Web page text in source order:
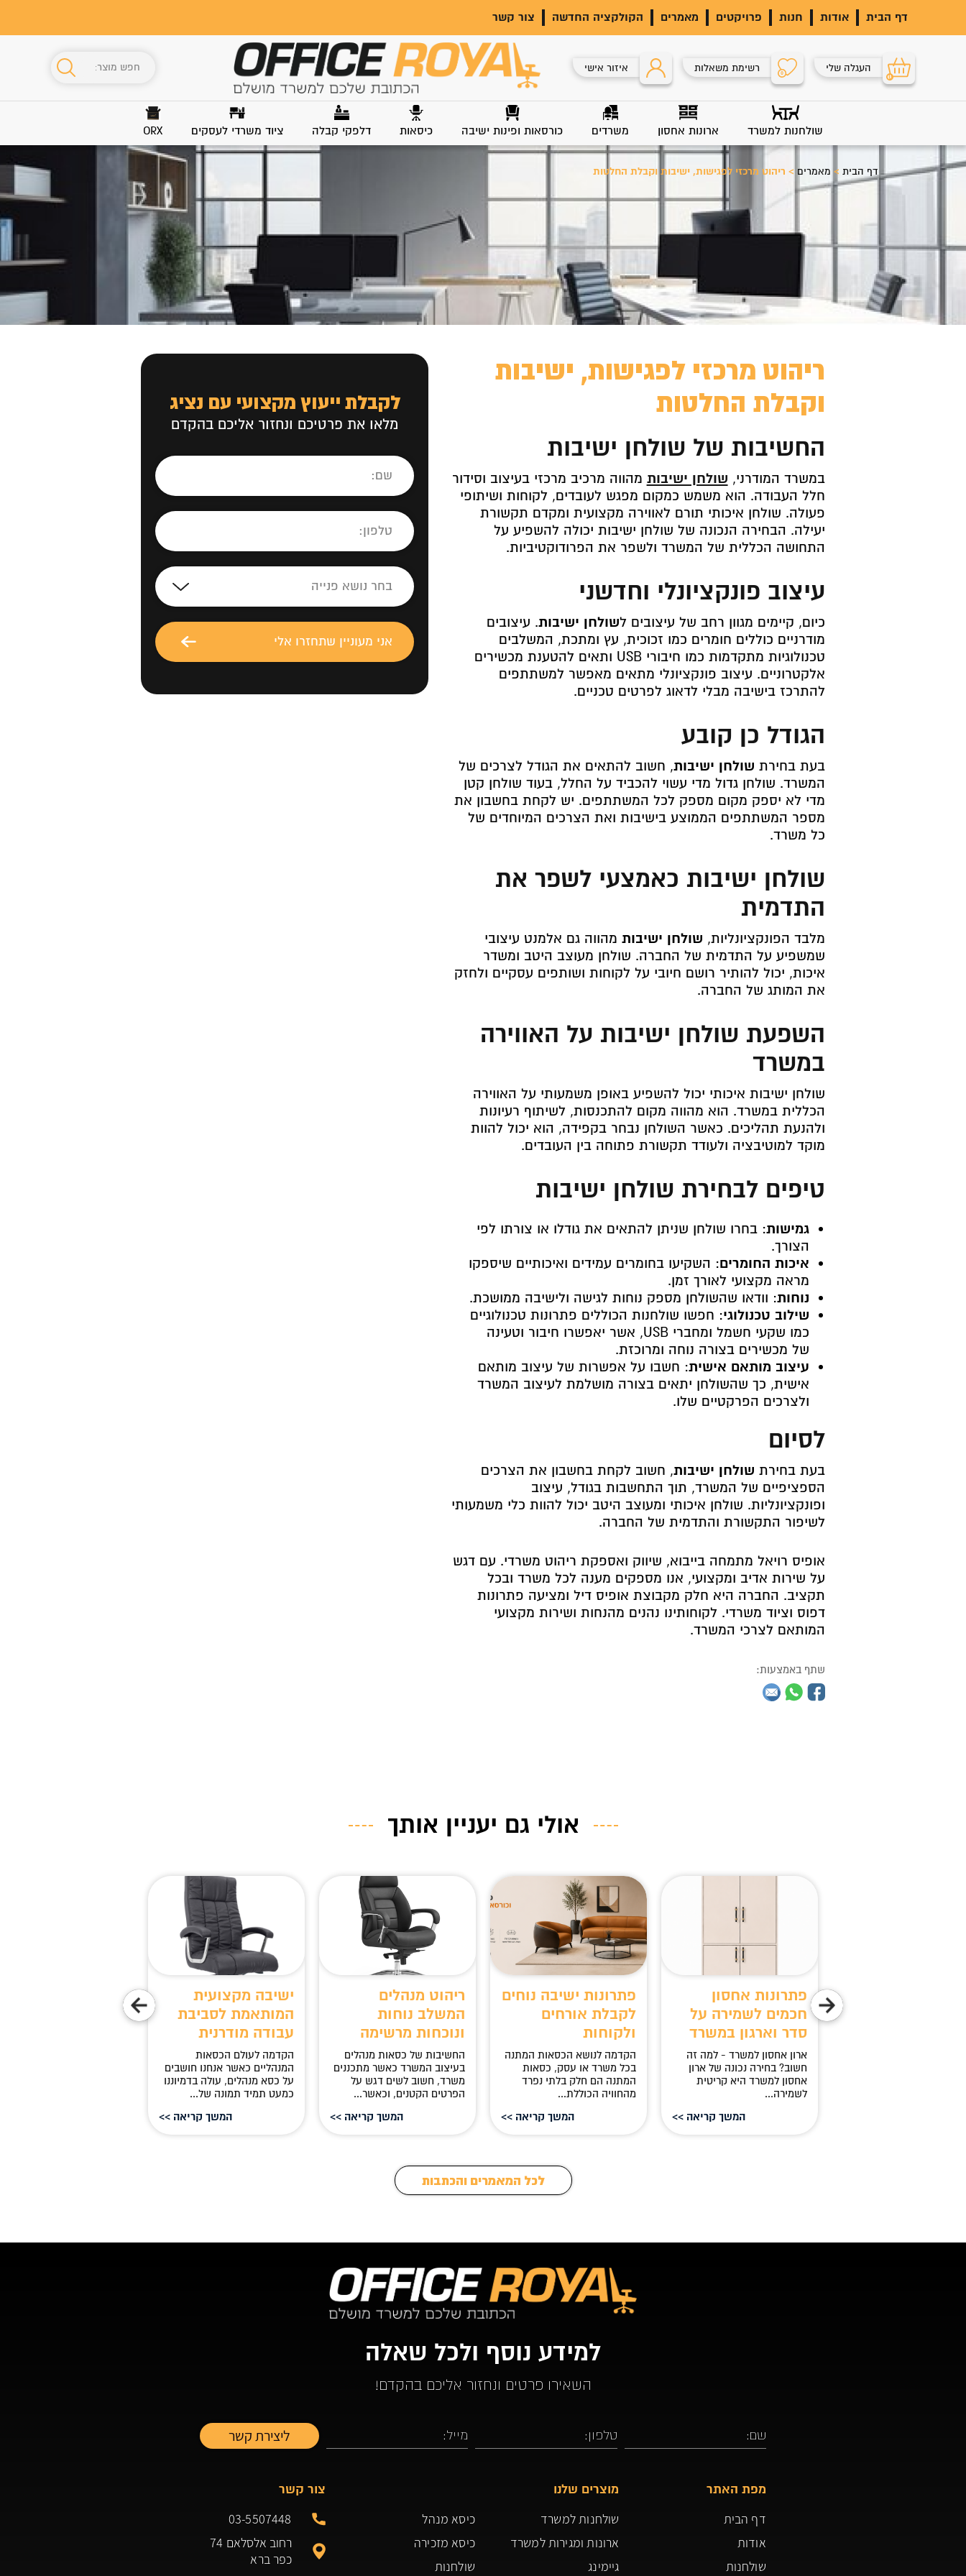
דף הבית אודות חנות פרויקטים מאמרים הקולקציה החדשה צור קשר
0
העגלה שלי 0 רשימת משאלות איזור אישי
שולחנות למשרד ארונות אחסון משרדים כורסאות ופינות ישיבה כיסאות דלפקי קבלה ציוד משרדי לעסקים ORX
דף הבית> מאמרים > ריהוט מרכזי לפגישות, ישיבות וקבלת החלטות
ריהוט מרכזי לפגישות, ישיבות
וקבלת החלטות
החשיבות של שולחן ישיבות
במשרד המודרני, שולחן ישיבות מהווה מרכיב מרכזי בעיצוב וסידור
חלל העבודה. הוא משמש כמקום מפגש לעובדים, לקוחות ושיתופי
פעולה. שולחן איכותי תורם לאווירה מקצועית ומקדם תקשורת
יעילה. הבחירה הנכונה של שולחן ישיבות יכולה להשפיע על
התחושה הכללית של המשרד ולשפר את הפרודוקטיביות.
עיצוב פונקציונלי וחדשני
כיום, קיימים מגוון רחב של עיצובים לשולחן ישיבות. עיצובים
מודרניים כוללים חומרים כמו זכוכית, עץ ומתכת, המשלבים
טכנולוגיות מתקדמות כמו חיבורי USB ותאים להטענת מכשירים
אלקטרוניים. עיצוב פונקציונלי מתאים מאפשר למשתתפים
להתרכז בישיבה מבלי לדאוג לפרטים טכניים.
הגודל כן קובע
בעת בחירת שולחן ישיבות, חשוב להתאים את הגודל לצרכים של
המשרד. שולחן גדול מדי עשוי להכביד על החלל, בעוד שולחן קטן
מדי לא יספק מקום מספק לכל המשתתפים. יש לקחת בחשבון את
מספר המשתתפים הממוצע בישיבות ואת הצרכים המיוחדים של
כל משרד.
שולחן ישיבות כאמצעי לשפר את
התדמית
מלבד הפונקציונליות, שולחן ישיבות מהווה גם אלמנט עיצובי
שמשפיע על התדמית של החברה. שולחן מעוצב היטב ומשדר
איכות, יכול להותיר רושם חיובי על לקוחות ושותפים עסקיים ולחזק
את המותג של החברה.
השפעת שולחן ישיבות על האווירה
במשרד
שולחן ישיבות איכותי יכול להשפיע באופן משמעותי על האווירה
הכללית במשרד. הוא מהווה מקום להתכנסות, לשיתוף רעיונות
ולהנעת תהליכים. כאשר השולחן נבחר בקפידה, הוא יכול להוות
מוקד למוטיבציה ולעודד תקשורת פתוחה בין העובדים.
טיפים לבחירת שולחן ישיבות
גמישות: בחרו שולחן שניתן להתאים את גודלו או צורתו לפי
הצורך.
איכות החומרים: השקיעו בחומרים עמידים ואיכותיים שיספקו
מראה מקצועי לאורך זמן.
נוחות: וודאו שהשולחן מספק נוחות לגישה ולישיבה ממושכת.
שילוב טכנולוגי: חפשו שולחנות הכוללים פתרונות טכנולוגיים
כמו שקעי חשמל ומחברי USB, אשר יאפשרו חיבור וטעינה
של מכשירים בצורה נוחה ומרוכזת.
עיצוב מותאם אישית: חשבו על אפשרות של עיצוב מותאם
אישית, כך שהשולחן יתאים בצורה מושלמת לעיצוב המשרד
ולצרכים הפרקטיים שלו.
לסיום
בעת בחירת שולחן ישיבות, חשוב לקחת בחשבון את הצרכים
הספציפיים של המשרד, תוך התחשבות בגודל, עיצוב
ופונקציונליות. שולחן איכותי ומעוצב היטב יכול להוות כלי משמעותי
לשיפור התקשורת והתדמית של החברה.
אופיס רויאל מתמחה בייבוא, שיווק ואספקת ריהוט משרדי. עם דגש
על שירות אדיב ומקצועי, אנו מספקים מענה לכל משרד ובכל
תקציב. החברה היא חלק מקבוצת אופיס דיל ומציעה פתרונות
דפוס וציוד משרדי. לקוחותינו נהנים מהנחות ושירות מקצועי
המותאם לצרכי המשרד.
שתף באמצעות:
לקבלת ייעוץ מקצועי עם נציג
מלאו את פרטיכם ונחזור אליכם בהקדם
אולי גם יעניין אותך
פתרונות אחסון
חכמים לשמירה על
סדר וארגון במשרד
ארון אחסון למשרד - למה זה
חשוב? בחירה נכונה של ארון
אחסון למשרד היא קריטית
לשמירה...
המשך קריאה >>
פתרונות ישיבה נוחים
לקבלת אורחים
ולקוחות
הקדמה לנושא הכסאות המתנה
בכל משרד או עסק, כסאות
המתנה הם חלק בלתי נפרד
מהחוויה הכוללת...
המשך קריאה >>
ריהוט מנהלים
המשלב נוחות
ונוכחות מרשימה
החשיבות של כסאות מנהלים
בעיצוב המשרד כאשר מתכננים
משרד, חשוב לשים דגש על
הפרטים הקטנים, וכאשר...
המשך קריאה >>
ישיבה מקצועית
המותאמת לסביבת
עבודה מודרנית
הקדמה לעולם הכסאות
המנהליים כאשר אנחנו חושבים
על כסא מנהלים, עולה בדמיוננו
כמעט תמיד תמונה של...
המשך קריאה >>
לכל המאמרים והכתבות
למידע נוסף ולכל שאלה
השאירו פרטים ונחזור אליכם בהקדם!
מפת האתר
דף הבית
אודות
שולחנות
מוצרים שלנו
שולחנות למשרד
ארונות ומגירות למשרד
גיימינג
כיסא מנהל
כיסא מזכירה
שולחנות
צור קשר
03-5507448
רחוב אלסלאם 74
כפר ברא